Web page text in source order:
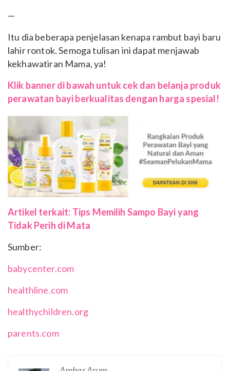
—
Itu dia beberapa penjelasan kenapa rambut bayi baru
lahir rontok. Semoga tulisan ini dapat menjawab
kekhawatiran Mama, ya!
Klik banner di bawah untuk cek dan belanja produk
perawatan bayi berkualitas dengan harga spesial!
Artikel terkait: Tips Memilih Sampo Bayi yang
Tidak Perih di Mata
Sumber:
babycenter.com
healthline.com
healthychildren.org
parents.com